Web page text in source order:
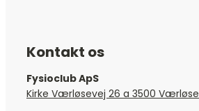
Kontakt os
Fysioclub ApS
Kirke Værløsevej 26 a 3500 Værløse